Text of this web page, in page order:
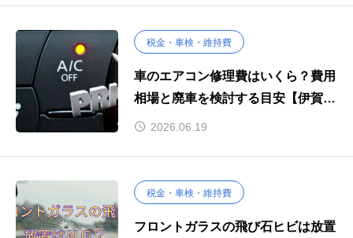
税金・車検・維持費
車のエアコン修理費はいくら？費用
相場と廃車を検討する目安【伊賀
市・名張市】
2026.06.19
税金・車検・維持費
フロントガラスの飛び石ヒビは放置